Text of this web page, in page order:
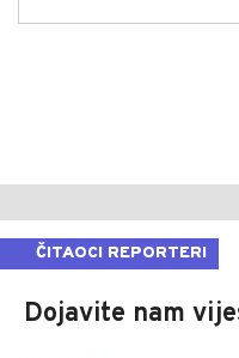
ČITAOCI REPORTERI
Dojavite nam